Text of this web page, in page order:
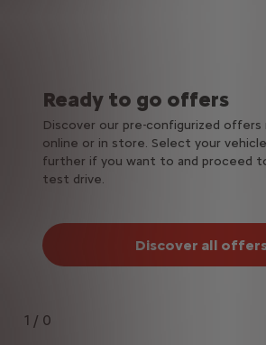
Ready to go offers
Discover our pre-configurized offers
online or in store. Select your
further if you want to and proceed
test drive.
Discover all
1 / 0